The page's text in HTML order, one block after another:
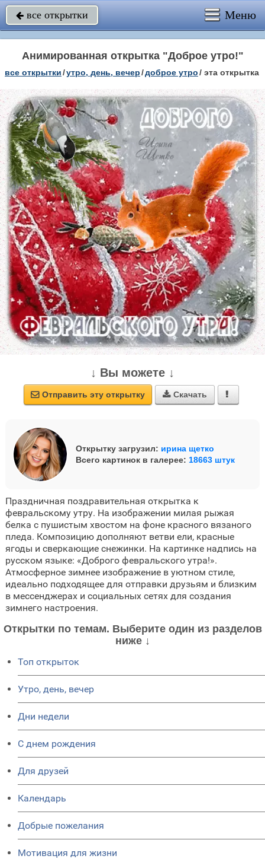
 все открытки Меню
Анимированная открытка "Доброе утро!"
все открытки/утро, день, вечер/доброе утро/ эта открытка
↓ Вы можете ↓
 Отправить эту открытку  Скачать 
Открытку загрузил: ирина щетко
Всего картинок в галерее: 18663 штук
Праздничная поздравительная открытка к
февральскому утру. На изображении милая рыжая
белка с пушистым хвостом на фоне красного вязаного
пледа. Композицию дополняют ветви ели, красные
ягоды и сверкающие снежинки. На картинке надпись на
русском языке: «Доброго февральского утра!».
Атмосферное зимнее изображение в уютном стиле,
идеально подходящее для отправки друзьям и близким
в мессенджерах и социальных сетях для создания
зимнего настроения.
Открытки по темам. Выберите один из разделов
ниже ↓
Топ открыток
Утро, день, вечер
Дни недели
C днем рождения
Для друзей
Календарь
Добрые пожелания
Мотивация для жизни